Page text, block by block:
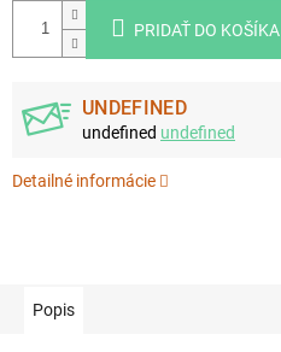
PRIDAŤ DO KOŠÍKA
UNDEFINED
undefined undefined
Detailné informácie
Popis